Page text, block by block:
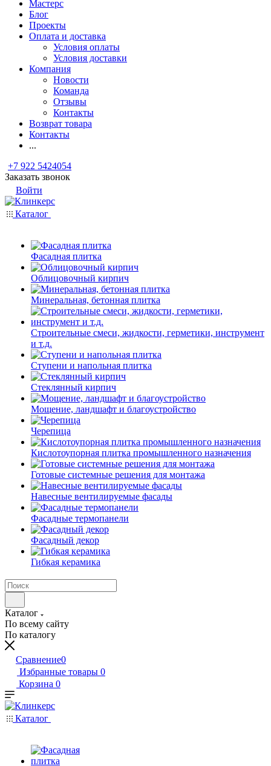
Мастерс
Блог
Проекты
Оплата и доставка
Условия оплаты
Условия доставки
Компания
Новости
Команда
Отзывы
Контакты
Возврат товара
Контакты
...
+7 922 5424054
Заказать звонок
Войти
Каталог
Фасадная плитка
Облицовочный кирпич
Минеральная, бетонная плитка
Строительные смеси, жидкости, герметики, инструмент
и т.д.
Ступени и напольная плитка
Cтеклянный кирпич
Мощение, ландшафт и благоустройство
Черепица
Кислотоупорная плитка промышленного назначения
Готовые системные решения для монтажа
Навесные вентилируемые фасады
Фасадные термопанели
Фасадный декор
Гибкая керамика
Каталог
По всему сайту
По каталогу
Сравнение0
Избранные товары 0
Корзина 0
Каталог